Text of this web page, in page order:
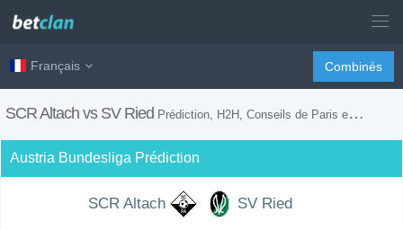
Français Combinés
SCR Altach vs SV Ried Prédiction, H2H, Conseils de Paris et Prévision du Match
Austria Bundesliga Prédiction
SCR Altach SV Ried